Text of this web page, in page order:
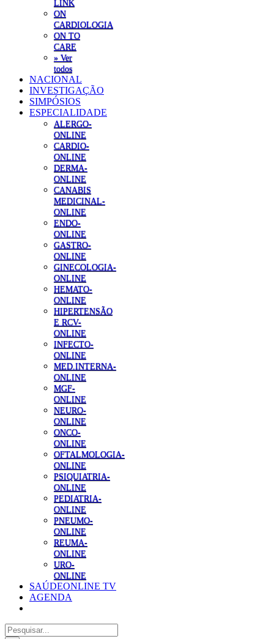
LINK
ON
CARDIOLOGIA
ON TO
CARE
» Ver
todos
NACIONAL
INVESTIGAÇÃO
SIMPÓSIOS
ESPECIALIDADE
ALERGO-
ONLINE
CARDIO-
ONLINE
DERMA-
ONLINE
CANABIS
MEDICINAL-
ONLINE
ENDO-
ONLINE
GASTRO-
ONLINE
GINECOLOGIA-
ONLINE
HEMATO-
ONLINE
HIPERTENSÃO
E RCV-
ONLINE
INFECTO-
ONLINE
MED.INTERNA-
ONLINE
MGF-
ONLINE
NEURO-
ONLINE
ONCO-
ONLINE
OFTALMOLOGIA-
ONLINE
PSIQUIATRIA-
ONLINE
PEDIATRIA-
ONLINE
PNEUMO-
ONLINE
REUMA-
ONLINE
URO-
ONLINE
SAÚDEONLINE TV
AGENDA
Pesquisar